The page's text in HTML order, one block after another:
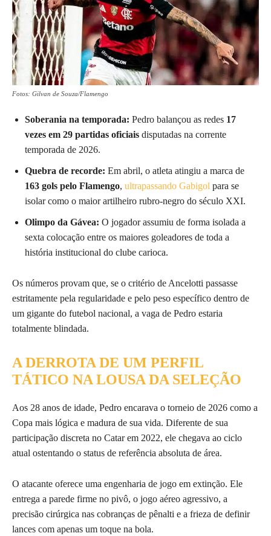
Fotos: Gilvan de Souza/Flamengo
Soberania na temporada: Pedro balançou as redes 17
vezes em 29 partidas oficiais disputadas na corrente
temporada de 2026.
Quebra de recorde: Em abril, o atleta atingiu a marca de
163 gols pelo Flamengo, ultrapassando Gabigol para se
isolar como o maior artilheiro rubro-negro do século XXI.
Olimpo da Gávea: O jogador assumiu de forma isolada a
sexta colocação entre os maiores goleadores de toda a
história institucional do clube carioca.
Os números provam que, se o critério de Ancelotti passasse
estritamente pela regularidade e pelo peso específico dentro de
um gigante do futebol nacional, a vaga de Pedro estaria
totalmente blindada.
A DERROTA DE UM PERFIL
TÁTICO NA LOUSA DA SELEÇÃO
Aos 28 anos de idade, Pedro encarava o torneio de 2026 como a
Copa mais lógica e madura de sua vida. Diferente de sua
participação discreta no Catar em 2022, ele chegava ao ciclo
atual ostentando o status de referência absoluta de área.
O atacante oferece uma engenharia de jogo em extinção. Ele
entrega a parede firme no pivô, o jogo aéreo agressivo, a
precisão cirúrgica nas cobranças de pênalti e a frieza de definir
lances com apenas um toque na bola.